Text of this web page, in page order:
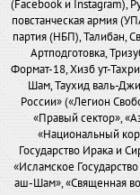
(Facebook и Instagram),
повстанческая армия
партия (НБП), Талибан,
Артподготовка,
Формат-18, Хизб ут-
Шам, Таухид валь-
России» («Легион
«Правый сектор»,
«Национальный
Государство Ирака и
«Исламское
аш-Шам», «Священная